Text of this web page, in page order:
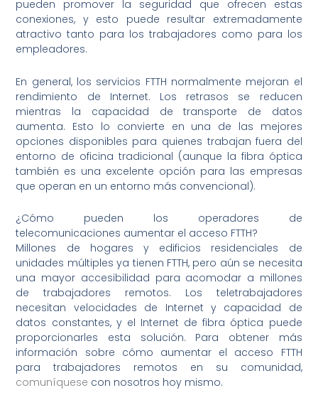
pueden promover la seguridad que ofrecen estas
conexiones, y esto puede resultar extremadamente
atractivo tanto para los trabajadores como para los
empleadores.
En general, los servicios FTTH normalmente mejoran el
rendimiento de Internet. Los retrasos se reducen
mientras la capacidad de transporte de datos
aumenta. Esto lo convierte en una de las mejores
opciones disponibles para quienes trabajan fuera del
entorno de oficina tradicional (aunque la fibra óptica
también es una excelente opción para las empresas
que operan en un entorno más convencional).
¿Cómo pueden los operadores de
telecomunicaciones aumentar el acceso FTTH?
Millones de hogares y edificios residenciales de
unidades múltiples ya tienen FTTH, pero aún se necesita
una mayor accesibilidad para acomodar a millones
de trabajadores remotos. Los teletrabajadores
necesitan velocidades de Internet y capacidad de
datos constantes, y el Internet de fibra óptica puede
proporcionarles esta solución. Para obtener más
información sobre cómo aumentar el acceso FTTH
para trabajadores remotos en su comunidad,
comuníquese con nosotros hoy mismo.